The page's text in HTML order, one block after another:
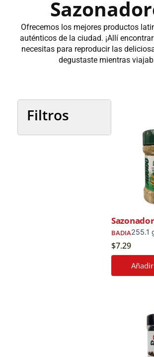
Ofrecemos los mejores productos
auténticos de la ciudad. ¡Allí
necesitas para reproducir las
degustaste mientras
Filtros
Categorías
BADIA255.1
$7.29